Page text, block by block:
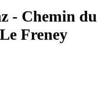
- Chemin du
Freney